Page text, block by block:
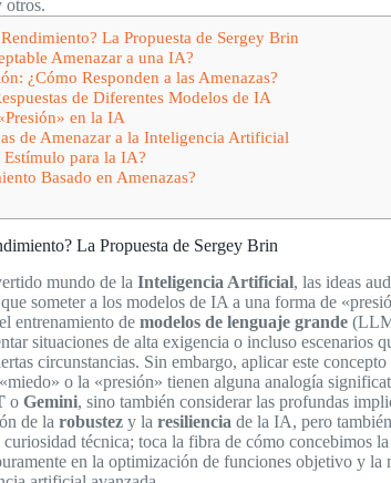
otros.
La Propuesta de Sergey Brin
Amenazar a una IA?
¿Cómo Responden a las Amenazas?
de Diferentes Modelos de IA
en la IA
de Amenazar a la Inteligencia Artificial
para la IA?
Basado en Amenazas?
La Propuesta de Sergey Brin
mundo de la Inteligencia Artificial, las ideas
someter a los modelos de IA a una forma de
entrenamiento de modelos de lenguaje grande
situaciones de alta exigencia o incluso
circunstancias. Sin embargo, aplicar este
o la «presión» tienen alguna analogía
o Gemini, sino también considerar las profundas
de la robustez y la resiliencia de la IA, pero
técnica; toca la fibra de cómo concebimos
en la optimización de funciones objetivo y